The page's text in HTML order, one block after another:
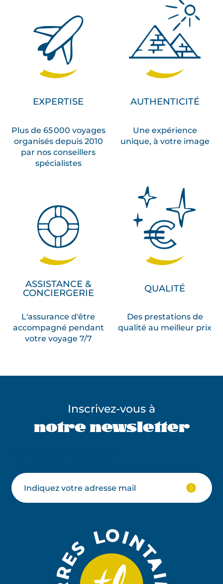
EXPERTISE
Plus de 65 000 voyages
organisés depuis 2010
par nos conseillers
spécialistes
AUTHENTICITÉ
Une expérience
unique, à votre image
ASSISTANCE &
CONCIERGERIE
L'assurance d'être
accompagné pendant
votre voyage 7/7
QUALITÉ
Des prestations de
qualité au meilleur prix
Inscrivez-vous à
notre newsletter
Votre
email
JE